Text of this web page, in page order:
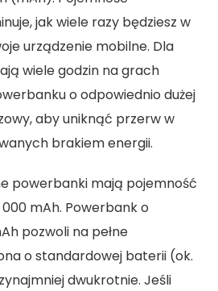
jak wiele razy będziesz w
urządzenie mobilne. Dla
wiele godzin na grach
o odpowiednio dużej
aby uniknąć przerw w
brakiem energii.
powerbanki mają pojemność
mAh. Powerbank o
pozwoli na pełne
o standardowej baterii (ok.
dwukrotnie. Jeśli